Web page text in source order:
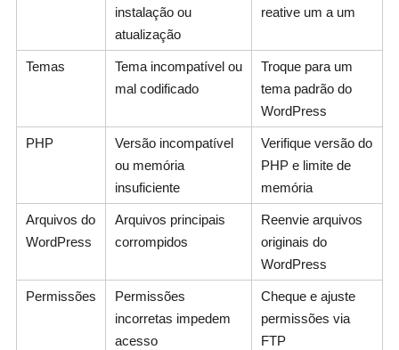
instalação ou
atualização
reative um a um
Temas
Tema incompatível ou
mal codificado
Troque para um
tema padrão do
WordPress
PHP
Versão incompatível
ou memória
insuficiente
Verifique versão do
PHP e limite de
memória
Arquivos do
WordPress
Arquivos principais
corrompidos
Reenvie arquivos
originais do
WordPress
Permissões
Permissões
incorretas impedem
acesso
Cheque e ajuste
permissões via
FTP